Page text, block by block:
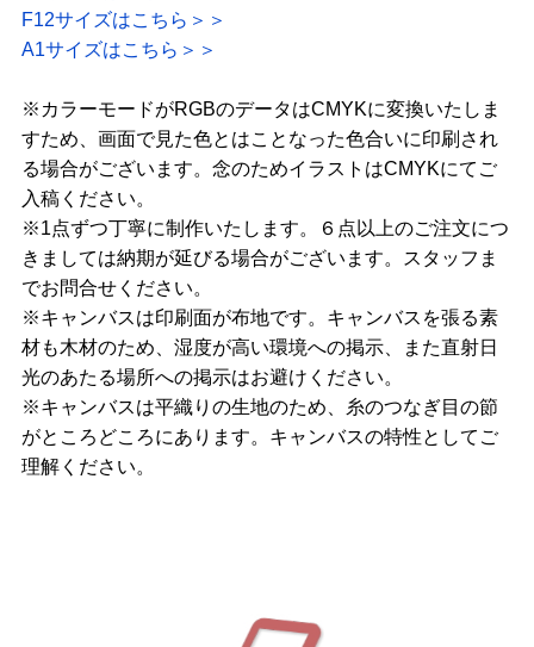
F12サイズはこちら＞＞
A1サイズはこちら＞＞
※カラーモードがRGBのデータはCMYKに変換いたしま
すため、画面で見た色とはことなった色合いに印刷され
る場合がございます。念のためイラストはCMYKにてご
入稿ください。
※1点ずつ丁寧に制作いたします。６点以上のご注文につ
きましては納期が延びる場合がございます。スタッフま
でお問合せください。
※キャンバスは印刷面が布地です。キャンバスを張る素
材も木材のため、湿度が高い環境への掲示、また直射日
光のあたる場所への掲示はお避けください。
※キャンバスは平織りの生地のため、糸のつなぎ目の節
がところどころにあります。キャンバスの特性としてご
理解ください。